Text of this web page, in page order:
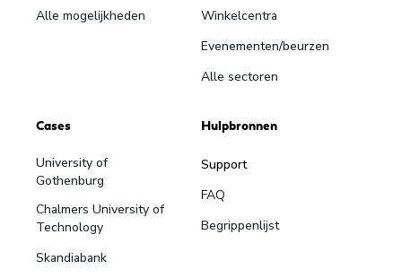
Alle mogelijkheden
Winkelcentra
Evenementen/beurzen
Alle sectoren
Cases
University of
Gothenburg
Chalmers University of
Technology
Skandiabank
Hulpbronnen
Support
FAQ
Begrippenlijst